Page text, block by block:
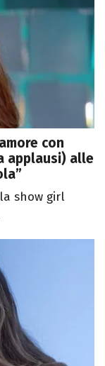
con
applausi) alle
show girl